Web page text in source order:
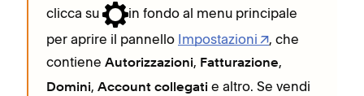
clicca su
in fondo al menu principale
per aprire il pannello Impostazioni
, che
contiene Autorizzazioni, Fatturazione,
Domini, Account collegati e altro. Se vendi